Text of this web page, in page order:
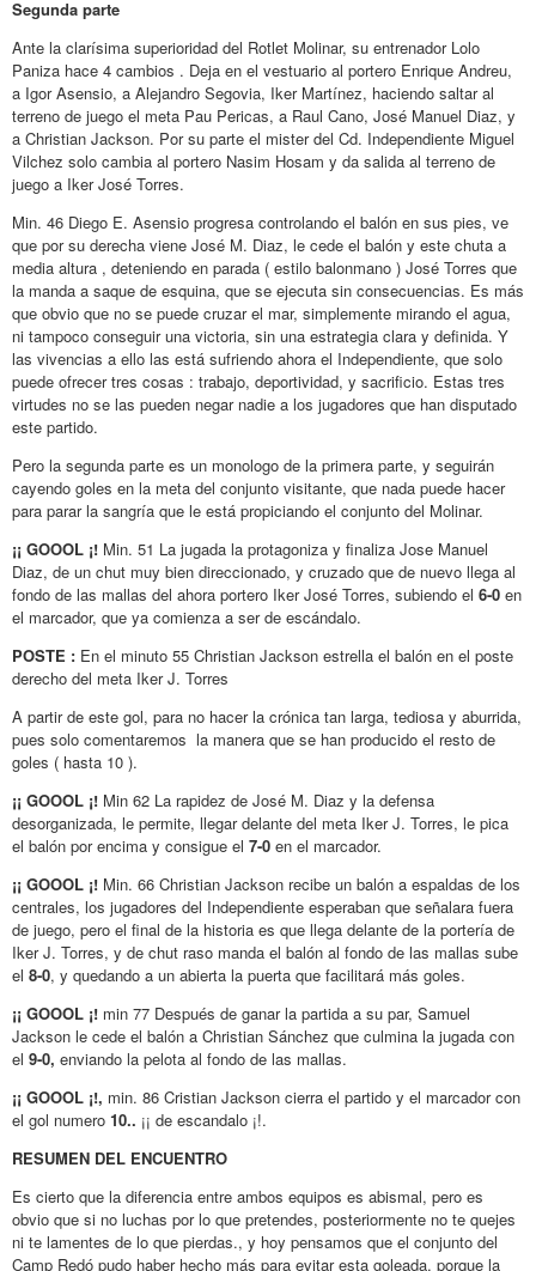
Segunda parte
Ante la clarísima superioridad del Rotlet Molinar, su entrenador Lolo
Paniza hace 4 cambios . Deja en el vestuario al portero Enrique Andreu,
a Igor Asensio, a Alejandro Segovia, Iker Martínez, haciendo saltar al
terreno de juego el meta Pau Pericas, a Raul Cano, José Manuel Diaz, y
a Christian Jackson. Por su parte el mister del Cd. Independiente Miguel
Vilchez solo cambia al portero Nasim Hosam y da salida al terreno de
juego a Iker José Torres.
Min. 46 Diego E. Asensio progresa controlando el balón en sus pies, ve
que por su derecha viene José M. Diaz, le cede el balón y este chuta a
media altura , deteniendo en parada ( estilo balonmano ) José Torres que
la manda a saque de esquina, que se ejecuta sin consecuencias. Es más
que obvio que no se puede cruzar el mar, simplemente mirando el agua,
ni tampoco conseguir una victoria, sin una estrategia clara y definida. Y
las vivencias a ello las está sufriendo ahora el Independiente, que solo
puede ofrecer tres cosas : trabajo, deportividad, y sacrificio. Estas tres
virtudes no se las pueden negar nadie a los jugadores que han disputado
este partido.
Pero la segunda parte es un monologo de la primera parte, y seguirán
cayendo goles en la meta del conjunto visitante, que nada puede hacer
para parar la sangría que le está propiciando el conjunto del Molinar.
¡¡ GOOOL ¡! Min. 51 La jugada la protagoniza y finaliza Jose Manuel
Diaz, de un chut muy bien direccionado, y cruzado que de nuevo llega al
fondo de las mallas del ahora portero Iker José Torres, subiendo el 6-0 en
el marcador, que ya comienza a ser de escándalo.
POSTE : En el minuto 55 Christian Jackson estrella el balón en el poste
derecho del meta Iker J. Torres
A partir de este gol, para no hacer la crónica tan larga, tediosa y aburrida,
pues solo comentaremos la manera que se han producido el resto de
goles ( hasta 10 ).
¡¡ GOOOL ¡! Min 62 La rapidez de José M. Diaz y la defensa
desorganizada, le permite, llegar delante del meta Iker J. Torres, le pica
el balón por encima y consigue el 7-0 en el marcador.
¡¡ GOOOL ¡! Min. 66 Christian Jackson recibe un balón a espaldas de los
centrales, los jugadores del Independiente esperaban que señalara fuera
de juego, pero el final de la historia es que llega delante de la portería de
Iker J. Torres, y de chut raso manda el balón al fondo de las mallas sube
el 8-0, y quedando a un abierta la puerta que facilitará más goles.
¡¡ GOOOL ¡! min 77 Después de ganar la partida a su par, Samuel
Jackson le cede el balón a Christian Sánchez que culmina la jugada con
el 9-0, enviando la pelota al fondo de las mallas.
¡¡ GOOOL ¡!, min. 86 Cristian Jackson cierra el partido y el marcador con
el gol numero 10.. ¡¡ de escandalo ¡!.
RESUMEN DEL ENCUENTRO
Es cierto que la diferencia entre ambos equipos es abismal, pero es
obvio que si no luchas por lo que pretendes, posteriormente no te quejes
ni te lamentes de lo que pierdas., y hoy pensamos que el conjunto del
Camp Redó pudo haber hecho más para evitar esta goleada, porque la